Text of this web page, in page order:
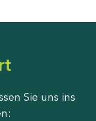
Sie uns ins